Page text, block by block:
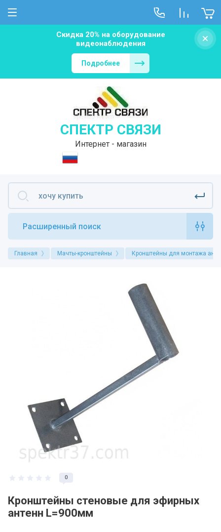
Скидка 20% на оборудование
видеонаблюдения
Подробнее
СПЕКТР СВЯЗИ
Интернет - магазин
Расширенный поиск
Главная Мачты-кронштейны Кронштейны для монтажа
0
Кронштейны стеновые для эфирных
антенн L=900мм